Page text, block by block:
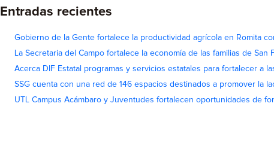
Entradas recientes
Gobierno de la Gente fortalece la productividad agrícola en Romita
La Secretaria del Campo fortalece la economía de las familias de
Acerca DIF Estatal programas y servicios estatales para fortalecer a
SSG cuenta con una red de 146 espacios destinados a promover la
UTL Campus Acámbaro y Juventudes fortalecen oportunidades de